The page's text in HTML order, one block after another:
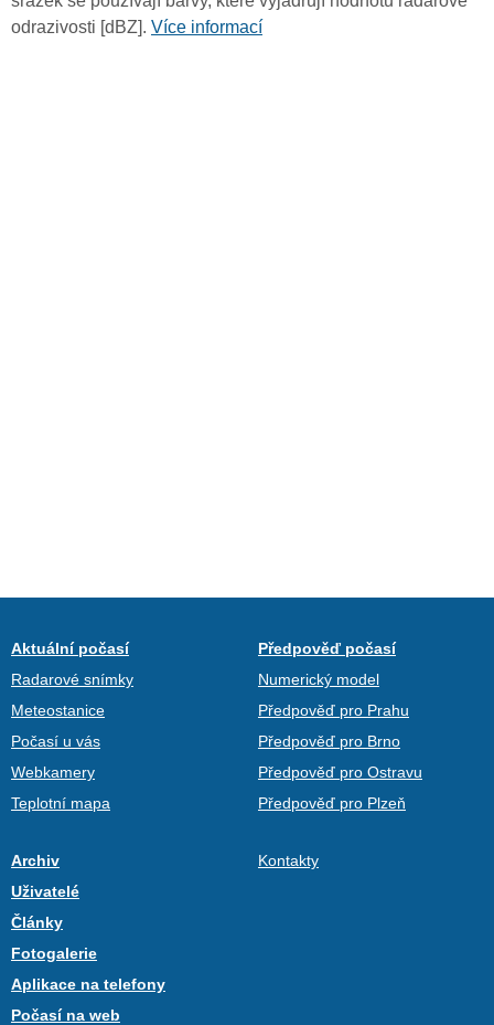
odrazivosti [dBZ]. Více informací
Aktuální počasí
Radarové snímky
Meteostanice
Počasí u vás
Webkamery
Teplotní mapa
Předpověď počasí
Numerický model
Předpověď pro Prahu
Předpověď pro Brno
Předpověď pro Ostravu
Předpověď pro Plzeň
Archiv
Uživatelé
Články
Fotogalerie
Aplikace na telefony
Počasí na web
Kontakty